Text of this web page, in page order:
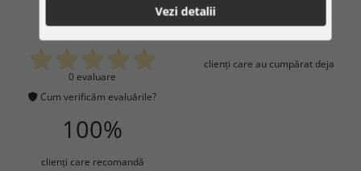
0
0 evaluare
Cum verificăm evaluările?
3
clienţi care au cumpărat deja
100%
clienţi care recomandă
Vezi detalii